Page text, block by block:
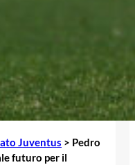
Juventus > Pedro
futuro per il